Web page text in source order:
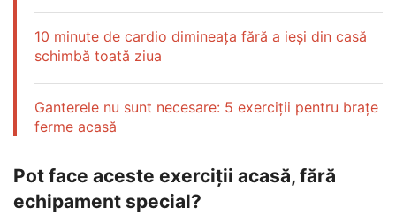
10 minute de cardio dimineața fără a ieși din casă
schimbă toată ziua
Ganterele nu sunt necesare: 5 exerciții pentru brațe
ferme acasă
Pot face aceste exerciții acasă, fără
echipament special?